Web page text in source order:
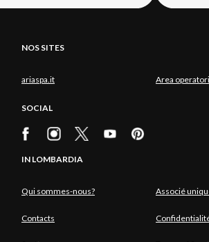
NOS SITES
ariaspa.it Area operatori
SOCIAL
IN LOMBARDIA
Qui sommes-nous? Associé
Contacts